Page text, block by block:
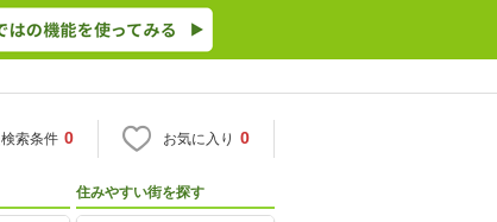
索条件 0 お気に入り 0
住みやすい街を探す